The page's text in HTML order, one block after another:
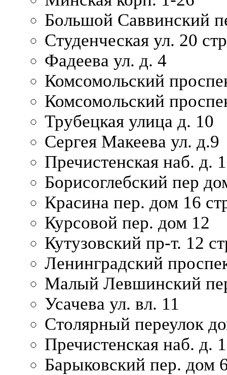
Большой Саввинский
Студенческая ул. 20
Фадеева ул. д. 4
Комсомольский
Комсомольский
Трубецкая улица д. 10
Сергея Макеева ул. д.9
Пречистенская наб. д.
Борисоглебский пер
Красина пер. дом 16
Курсовой пер. дом 12
Кутузовский пр-т. 12
Ленинградский
Малый Левшинский
Усачева ул. вл. 11
Столярный переулок
Пречистенская наб. д.
Барыковский пер. дом